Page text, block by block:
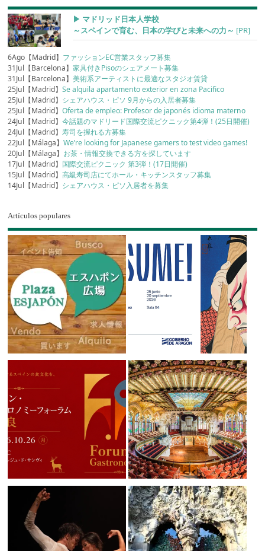
▶︎ マドリッド日本人学校
～スペインで育む、日本の学びと未来への力～ [PR]
6Ago【Madrid】 ファッションEC営業スタッフ募集
31Jul【Barcelona】家具付きPisoのシェアメート募集
31Jul【Barcelona】美術系アーティストに最適なスタジオ賃貸
25Jul【Madrid】Se alquila apartamento exterior en zona Pacifico
25Jul【Madrid】 シェアハウス・ピソ 9月からの入居者募集
25Jul【Madrid】Oferta de empleo: Profesor de japonés idioma materno
24Jul【Madrid】今話題のマドリード国際交流ピクニック第4弾！(25日開催)
24Jul【Madrid】寿司を握れる方募集
22Jul【Málaga】We’re looking for Japanese gamers to test video games!
20Jul【Málaga】 お茶・情報交換できる方を探しています
17Jul【Madrid】 国際交流ピクニック 第3弾！(17日開催)
15Jul【Madrid】高級寿司店にてホール・キッチンスタッフ募集
14Jul【Madrid】 シェアハウス・ピソ入居者を募集
Artículos populares